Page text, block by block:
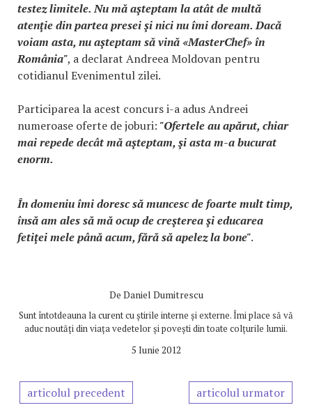
testez limitele. Nu mă aşteptam la atât de multă
atenţie din partea presei şi nici nu îmi doream. Dacă
voiam asta, nu aşteptam să vină «MasterChef» în
România", a declarat Andreea Moldovan pentru
cotidianul Evenimentul zilei.
Participarea la acest concurs i-a adus Andreei
numeroase oferte de joburi: "Ofertele au apărut, chiar
mai repede decât mă aşteptam, şi asta m-a bucurat
enorm.
În domeniu îmi doresc să muncesc de foarte mult timp,
însă am ales să mă ocup de creşterea şi educarea
fetiţei mele până acum, fără să apelez la bone".
De Daniel Dumitrescu
Sunt întotdeauna la curent cu știrile interne și externe. Îmi place să vă
aduc noutăți din viața vedetelor și povești din toate colțurile lumii.
5 Iunie 2012
articolul precedent articolul urmator